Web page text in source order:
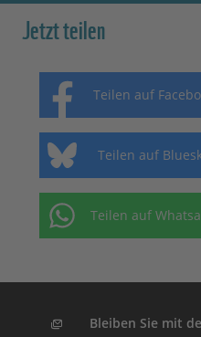
Jetzt teilen
Teilen auf
Teilen auf
Teilen auf
Bleiben Sie mit